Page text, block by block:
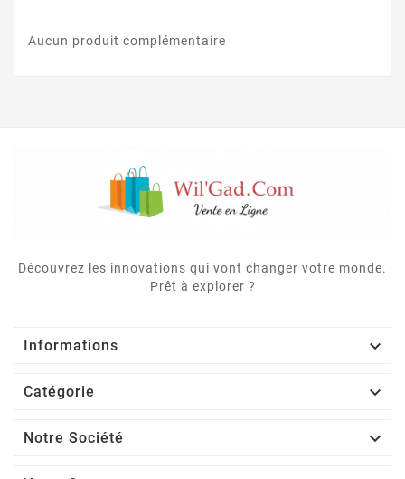
Aucun produit complémentaire
Découvrez les innovations qui vont changer votre monde.
Prêt à explorer ?
Informations 
Catégorie 
Notre Société 